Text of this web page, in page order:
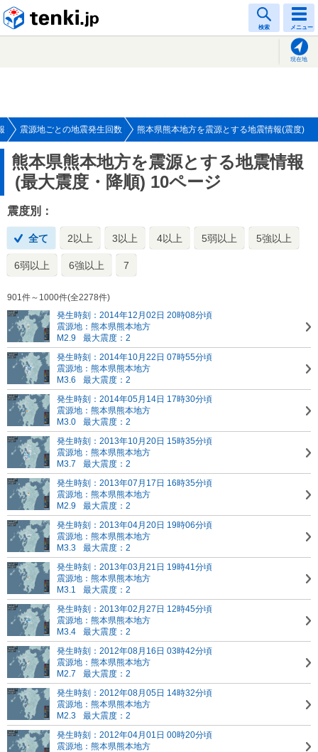
検索 メニュー
現在地
震源地ごとの地震発生回数 熊本県熊本地方を震源とする地震情報(震度)
熊本県熊本地方を震源とする地震情報
(最大震度・降順) 10ページ
震度別：
全て 2以上 3以上 4以上 5弱以上 5強以上
6弱以上 6強以上 7
901件～1000件(全2278件)
発生時刻：2014年12月02日 20時08分頃
震源地：熊本県熊本地方
M2.9
最大震度：2
発生時刻：2014年10月22日 07時55分頃
震源地：熊本県熊本地方
M3.6
最大震度：2
発生時刻：2014年05月14日 17時30分頃
震源地：熊本県熊本地方
M3.0
最大震度：2
発生時刻：2013年10月20日 15時35分頃
震源地：熊本県熊本地方
M3.7
最大震度：2
発生時刻：2013年07月17日 16時35分頃
震源地：熊本県熊本地方
M2.9
最大震度：2
発生時刻：2013年04月20日 19時06分頃
震源地：熊本県熊本地方
M3.3
最大震度：2
発生時刻：2013年03月21日 19時41分頃
震源地：熊本県熊本地方
M3.1
最大震度：2
発生時刻：2013年02月27日 12時45分頃
震源地：熊本県熊本地方
M3.4
最大震度：2
発生時刻：2012年08月16日 03時42分頃
震源地：熊本県熊本地方
M2.7
最大震度：2
発生時刻：2012年08月05日 14時32分頃
震源地：熊本県熊本地方
M2.3
最大震度：2
発生時刻：2012年04月01日 00時20分頃
震源地：熊本県熊本地方